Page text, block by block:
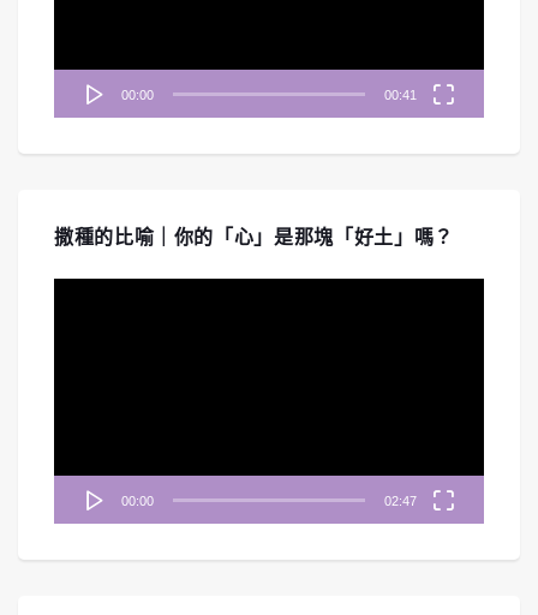
00:00 00:41
撒種的比喻｜你的「心」是那塊「好土」嗎？
00:00 02:47